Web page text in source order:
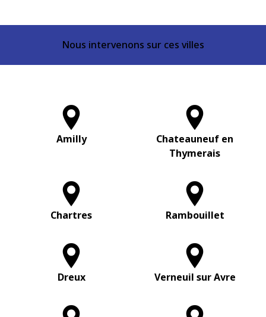
Nous intervenons sur ces villes
Amilly
Chateauneuf en
Thymerais
Chartres Rambouillet
Dreux Verneuil sur Avre